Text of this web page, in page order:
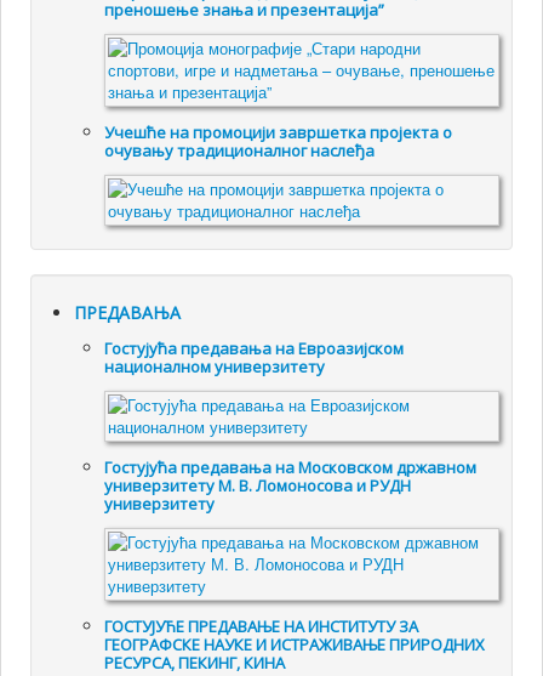
преношење знања и презентација”
Учешће на промоцији завршетка пројекта о
очувању традиционалног наслеђа
ПРЕДАВАЊА
Гостујућа предавања на Евроазијском
националном универзитету
Гостујућа предавања на Московском државном
универзитету М. В. Ломоносова и РУДН
универзитету
ГОСТУЈУЋЕ ПРЕДАВАЊЕ НА ИНСТИТУТУ ЗА
ГЕОГРАФСКЕ НАУКЕ И ИСТРАЖИВАЊЕ ПРИРОДНИХ
РЕСУРСА, ПЕКИНГ, КИНА